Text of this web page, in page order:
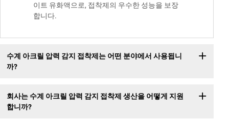
이트 유화액으로, 접착제의 우수한 성능을 보장
합니다.
수계 아크릴 압력 감지 접착제는 어떤 분야에서 사용됩니
까?
회사는 수계 아크릴 압력 감지 접착제 생산을 어떻게 지원
합니까?